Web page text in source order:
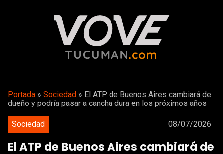
Portada » Sociedad » El ATP de Buenos Aires cambiará de
dueño y podría pasar a cancha dura en los próximos años
Sociedad 08/07/2026
El ATP de Buenos Aires cambiará de